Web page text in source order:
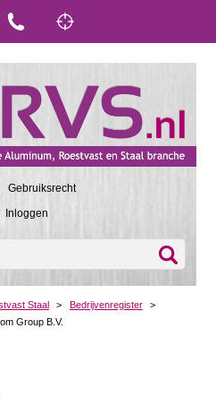
Gebruiksrecht
Inloggen
Staal > Bedrijvenregister
>
Group B.V.